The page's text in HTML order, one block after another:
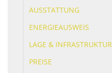
AUSSTATTUNG
ENERGIEAUSWEIS
LAGE & INFRASTRUKTUR
PREISE